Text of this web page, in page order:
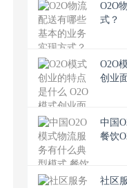
O2O
式？
O2O
创业
中国
餐饮
社区